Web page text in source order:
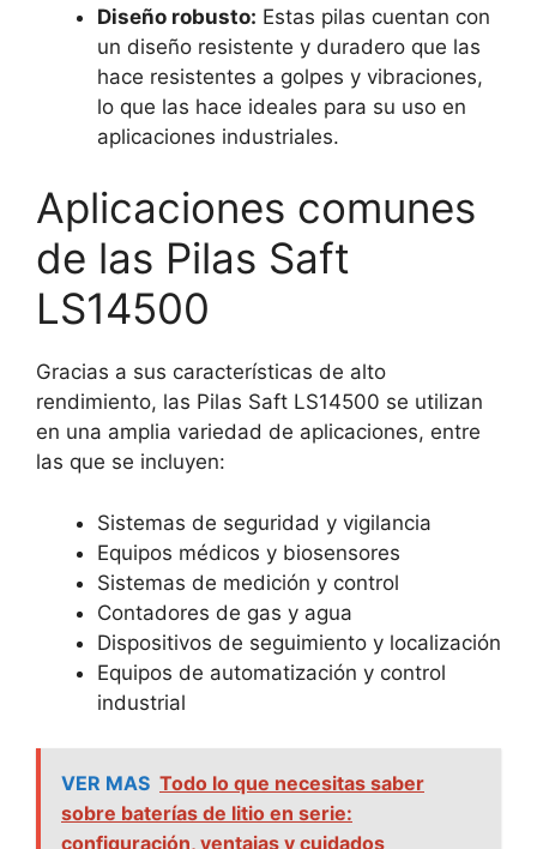
Diseño robusto: Estas pilas cuentan con
un diseño resistente y duradero que las
hace resistentes a golpes y vibraciones,
lo que las hace ideales para su uso en
aplicaciones industriales.
Aplicaciones comunes
de las Pilas Saft
LS14500
Gracias a sus características de alto
rendimiento, las Pilas Saft LS14500 se utilizan
en una amplia variedad de aplicaciones, entre
las que se incluyen:
Sistemas de seguridad y vigilancia
Equipos médicos y biosensores
Sistemas de medición y control
Contadores de gas y agua
Dispositivos de seguimiento y localización
Equipos de automatización y control
industrial
VER MAS Todo lo que necesitas saber
sobre baterías de litio en serie:
configuración, ventajas y cuidados